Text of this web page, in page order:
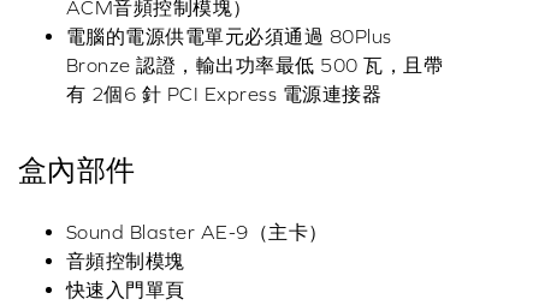
ACM音頻控制模塊）
電腦的電源供電單元必須通過 80Plus
Bronze 認證，輸出功率最低 500 瓦，且帶
有 2個6 針 PCI Express 電源連接器
盒內部件
Sound Blaster AE-9（主卡）
音頻控制模塊
快速入門單頁